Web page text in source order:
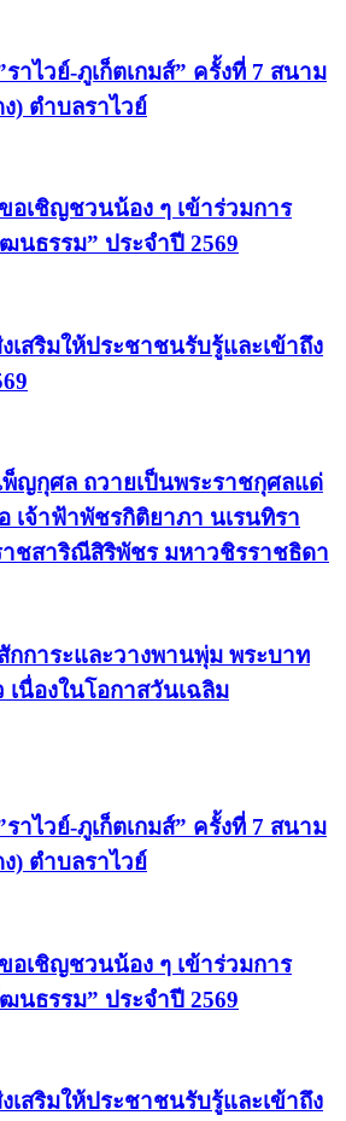
าไวย์-ภูเก็ตเกมส์” ครั้งที่ 7 สนาม
) ตำบลราไวย์
อเชิญชวนน้อง ๆ เข้าร่วมการ
นธรรม” ประจำปี 2569
เสริมให้ประชาชนรับรู้และเข้าถึง
ญกุศล ถวายเป็นพระราชกุศลแด่
เจ้าฟ้าพัชรกิติยาภา นเรนทิรา
าชสาริณีสิริพัชร มหาวชิรราชธิดา
กการะและวางพานพุ่ม พระบาท
เนื่องในโอกาสวันเฉลิม
าไวย์-ภูเก็ตเกมส์” ครั้งที่ 7 สนาม
) ตำบลราไวย์
อเชิญชวนน้อง ๆ เข้าร่วมการ
นธรรม” ประจำปี 2569
เสริมให้ประชาชนรับรู้และเข้าถึง